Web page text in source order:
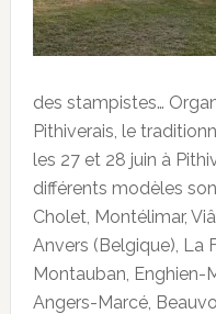
des stampistes…
Pithiverais, le
les 27 et 28 juin à
différents modèles
Cholet, Montélimar,
Anvers (Belgique), La
Montauban, Enghien-
Angers-Marcé,